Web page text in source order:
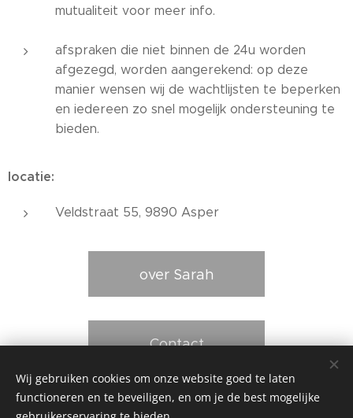
mutualiteit voor meer info.
afspraken die niet binnen de 24u worden
afgezegd, worden aangerekend: op deze
manier wensen wij de wachtlijsten te beperken
en iedereen zo snel mogelijk ondersteuning te
bieden.
locatie:
Veldstraat 55, 9890 Asper
over Sarah
Contact
Wij gebruiken cookies om onze website goed te laten
functioneren en te beveiligen, en om je de best mogelijke